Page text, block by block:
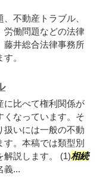
、不動産トラブル、
労働問題などの法律
藤井総合法律事務所
。
に比べて権利関係が
くなっています。そ
扱いには一般の不動
。本稿では類型別
解説します。 (1)相続
義...